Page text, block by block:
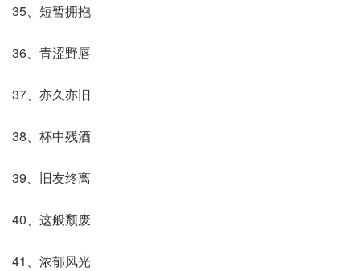
35、短暂拥抱
36、青涩野唇
37、亦久亦旧
38、杯中残酒
39、旧友终离
40、这般颓废
41、浓郁风光